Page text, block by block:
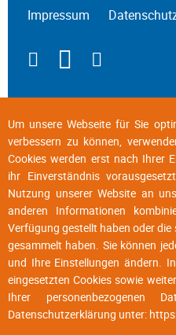
Impressum
Um unsere Webseite für Sie
verbessern zu können,
Cookies werden erst nach Ihrer
ihr Einverständnis
Nutzung unserer Website an
anderen Informationen
Verfügung gestellt haben oder
gesammelt haben. Sie können
und Ihre Einstellungen ändern.
eingesetzten Cookies sowie
Ihrer personenbezogenen
Datenschutzerklärung unter: